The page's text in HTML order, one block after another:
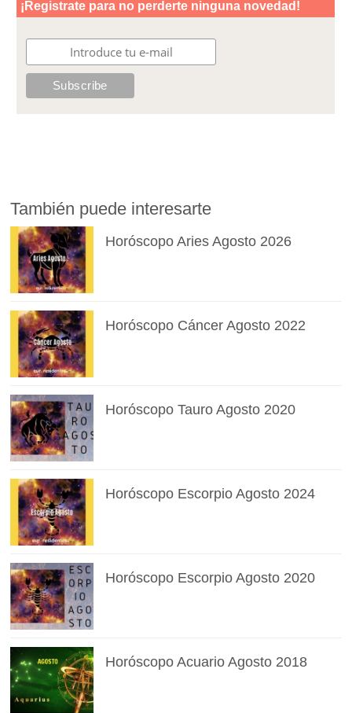
También puede interesarte
Horóscopo Aries Agosto 2026
Horóscopo Cáncer Agosto 2022
Horóscopo Tauro Agosto 2020
Horóscopo Escorpio Agosto 2024
Horóscopo Escorpio Agosto 2020
Horóscopo Acuario Agosto 2018